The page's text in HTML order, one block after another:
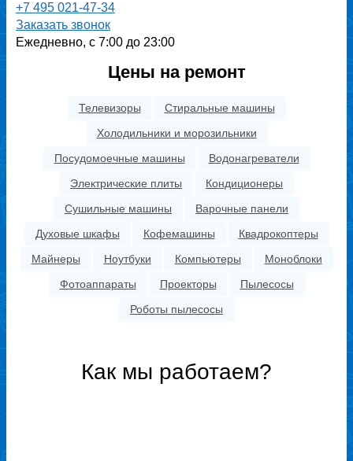
+7 495 021-47-34
Заказать звонок
Ежедневно, с 7:00 до 23:00
Цены на ремонт
Телевизоры
Стиральные машины
Холодильники и морозильники
Посудомоечные машины
Водонагреватели
Электрические плиты
Кондиционеры
Сушильные машины
Варочные панели
Духовые шкафы
Кофемашины
Квадрокоптеры
Майнеры
Ноутбуки Компьютеры
Моноблоки
Фотоаппараты
Проекторы
Пылесосы
Роботы пылесосы
Как мы работаем?